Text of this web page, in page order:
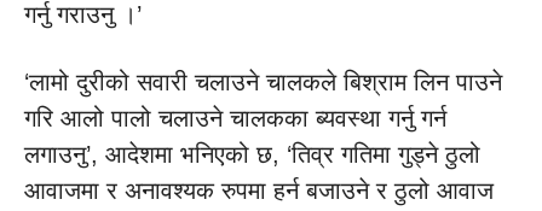
गर्नु गराउनु ।’
‘लामो दुरीको सवारी चलाउने चालकले बिश्राम लिन पाउने
गरि आलो पालो चलाउने चालकका ब्यवस्था गर्नु गर्न
लगाउनु’, आदेशमा भनिएको छ, ‘तिव्र गतिमा गुड्ने ठुलो
आवाजमा र अनावश्यक रुपमा हर्न बजाउने र ठुलो आवाज